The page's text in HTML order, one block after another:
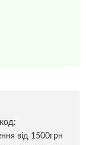
від 1500грн